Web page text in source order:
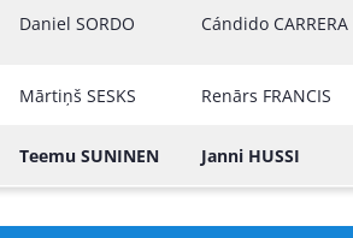
Daniel SORDO Cándido CARRERA
Mārtiņš SESKS Renārs FRANCIS
Teemu SUNINEN Janni HUSSI